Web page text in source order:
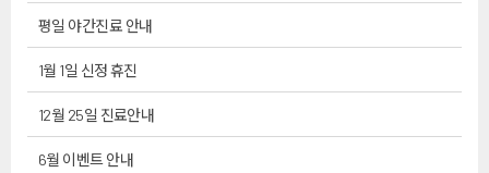
평일 야간진료 안내
1월 1일 신정 휴진
12월 25일 진료안내
6월 이벤트 안내